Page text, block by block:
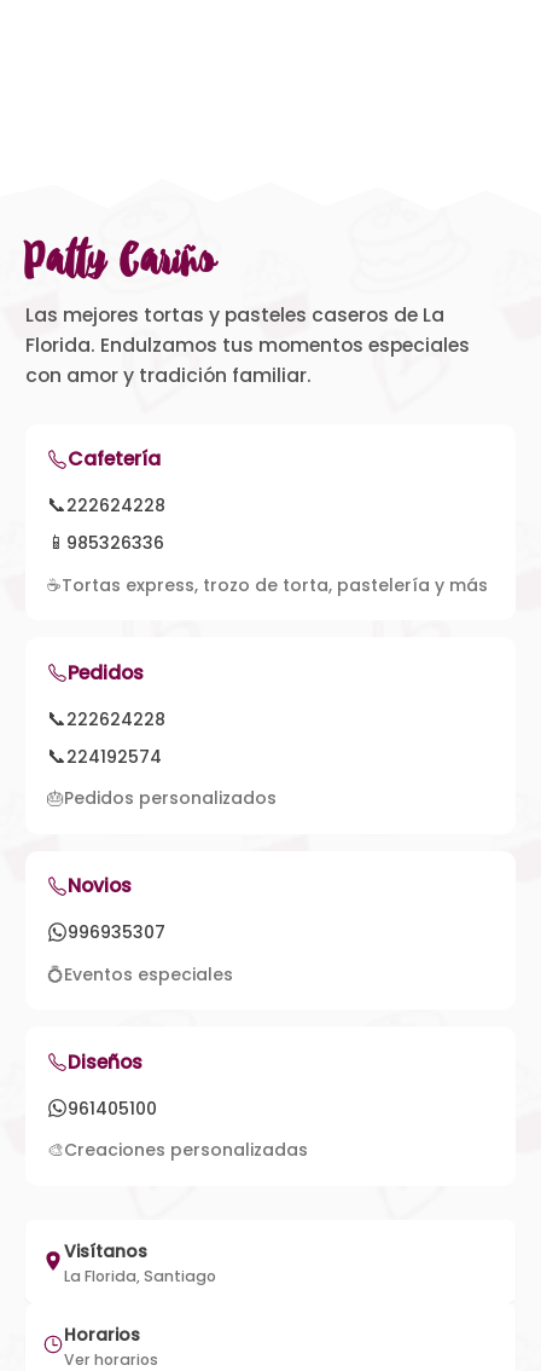
Patty Cariño
Las mejores tortas y pasteles caseros de La
Florida. Endulzamos tus momentos especiales
con amor y tradición familiar.
Cafetería
📞222624228
📱 985326336
☕Tortas express, trozo de torta, pastelería y más
Pedidos
📞222624228
📞224192574
🎂Pedidos personalizados
Novios
996935307
💍Eventos especiales
Diseños
961405100
🎨Creaciones personalizadas
Visítanos
La Florida, Santiago
Horarios
Ver horarios